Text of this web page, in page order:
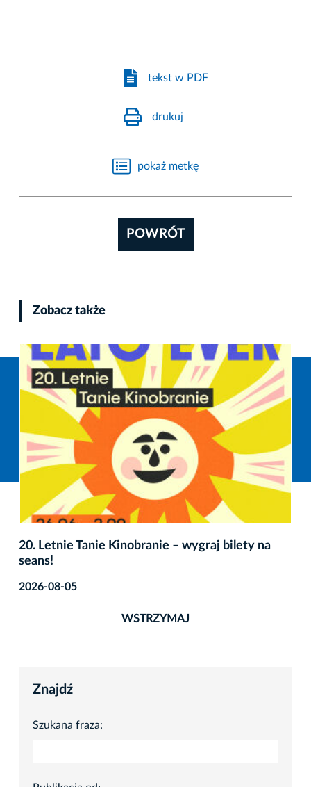
tekst w PDF
drukuj
pokaż metkę
POWRÓT
Zobacz także
20. Letnie Tanie Kinobranie – wygraj bilety na
seans!
2026-08-05
WSTRZYMAJ
Znajdź
Szukana fraza: